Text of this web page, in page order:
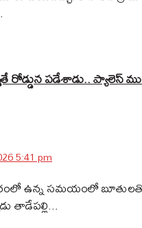
రోడ్డున పడేశాడు.. ప్యాలెస్‌
5:41 pm
ఉన్న సమయంలో
తాడేపల్లి...